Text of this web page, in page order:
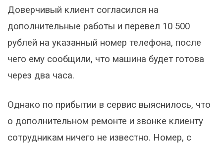
Доверчивый клиент согласился на
дополнительные работы и перевел 10 500
рублей на указанный номер телефона, после
чего ему сообщили, что машина будет готова
через два часа.
Однако по прибытии в сервис выяснилось, что
о дополнительном ремонте и звонке клиенту
сотрудникам ничего не известно. Номер, с